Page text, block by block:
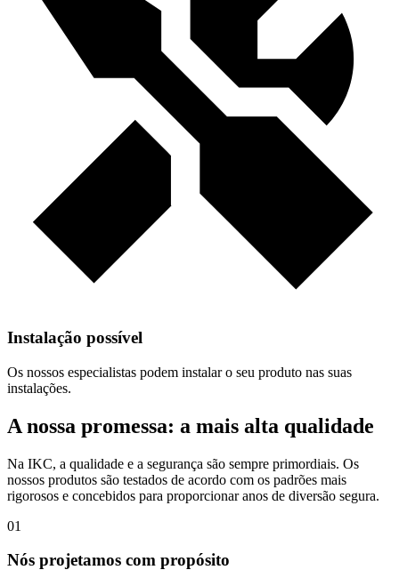
Instalação possível
Os nossos especialistas podem instalar o seu produto nas suas
instalações.
A nossa promessa: a mais alta qualidade
Na IKC, a qualidade e a segurança são sempre primordiais. Os
nossos produtos são testados de acordo com os padrões mais
rigorosos e concebidos para proporcionar anos de diversão segura.
01
Nós projetamos com propósito